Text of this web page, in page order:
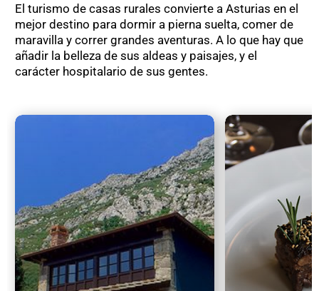
El turismo de casas rurales convierte a Asturias en el
mejor destino para dormir a pierna suelta, comer de
maravilla y correr grandes aventuras. A lo que hay que
añadir la belleza de sus aldeas y paisajes, y el
carácter hospitalario de sus gentes.